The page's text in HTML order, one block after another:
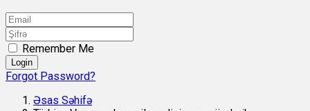
Remember Me
Login
Forgot Password?
Əsas Səhifə